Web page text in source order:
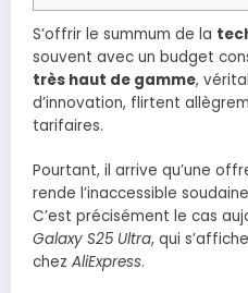
S’offrir le summum de la
souvent avec un budget
très haut de gamme,
d’innovation, flirtent
tarifaires.
Pourtant, il arrive qu’une
rende l’inaccessible
C’est précisément le cas
Galaxy S25 Ultra, qui
chez AliExpress.